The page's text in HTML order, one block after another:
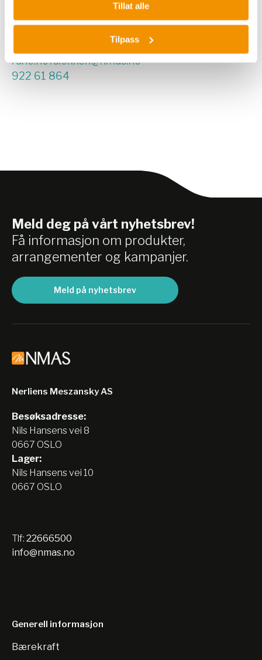
Tillat alle
Tilpass
Rune Høfsløkken
rune.hofslokken@nmas.no
922 61 864
Meld deg på vårt nyhetsbrev!
Få informasjon om produkter,
arrangementer og kampanjer.
Meld på nyhetsbrev
Nerliens Meszansky AS
Besøksadresse:
Nils Hansens vei 8
0667 OSLO
Lager:
Nils Hansens vei 10
0667 OSLO
Tlf: 22666500
info@nmas.no
Generell informasjon
Bærekraft